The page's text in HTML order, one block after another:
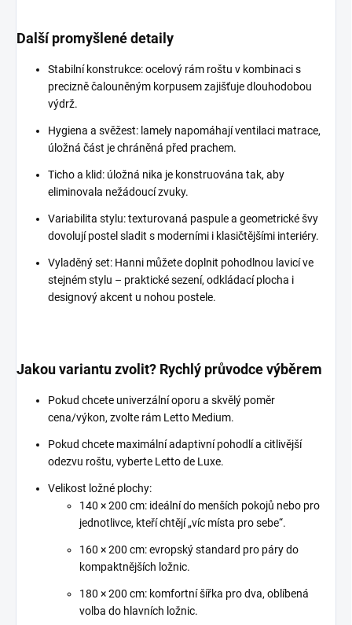
Další promyšlené detaily
Stabilní konstrukce: ocelový rám roštu v kombinaci s
precizně čalouněným korpusem zajišťuje dlouhodobou
výdrž.
Hygiena a svěžest: lamely napomáhají ventilaci matrace,
úložná část je chráněná před prachem.
Ticho a klid: úložná nika je konstruována tak, aby
eliminovala nežádoucí zvuky.
Variabilita stylu: texturovaná paspule a geometrické švy
dovolují postel sladit s moderními i klasičtějšími interiéry.
Vyladěný set: Hanni můžete doplnit pohodlnou lavicí ve
stejném stylu – praktické sezení, odkládací plocha i
designový akcent u nohou postele.
Jakou variantu zvolit? Rychlý průvodce výběrem
Pokud chcete univerzální oporu a skvělý poměr
cena/výkon, zvolte rám Letto Medium.
Pokud chcete maximální adaptivní pohodlí a citlivější
odezvu roštu, vyberte Letto de Luxe.
Velikost ložné plochy:
140 × 200 cm: ideální do menších pokojů nebo pro
jednotlivce, kteří chtějí „víc místa pro sebe“.
160 × 200 cm: evropský standard pro páry do
kompaktnějších ložnic.
180 × 200 cm: komfortní šířka pro dva, oblíbená
volba do hlavních ložnic.